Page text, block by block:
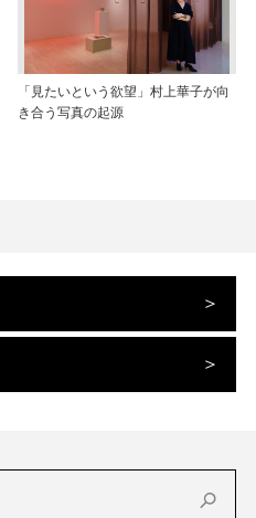
「見たいという欲望」村上華子が向
き合う写真の起源